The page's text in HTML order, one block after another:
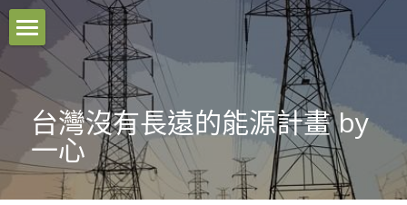
本站原創
好文推薦
影音分享
關於我們
台灣沒有長遠的能源計畫 by
一心